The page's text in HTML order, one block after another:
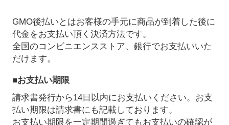
GMO後払いとはお客様の手元に商品が到着した後に
代金をお支払い頂く決済方法です。
全国のコンビニエンスストア、銀行でお支払いいた
だけます。
■お支払い期限
請求書発行から14日以内にお支払いください。お支
払い期限は請求書にも記載しております。
お支払い期限を一定期間過ぎてもお支払いの確認が